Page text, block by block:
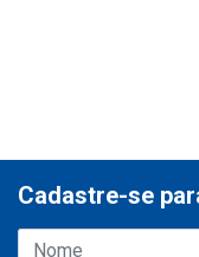
Cadastre-se